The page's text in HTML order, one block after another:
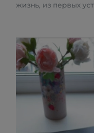
жизнь, из первых уст